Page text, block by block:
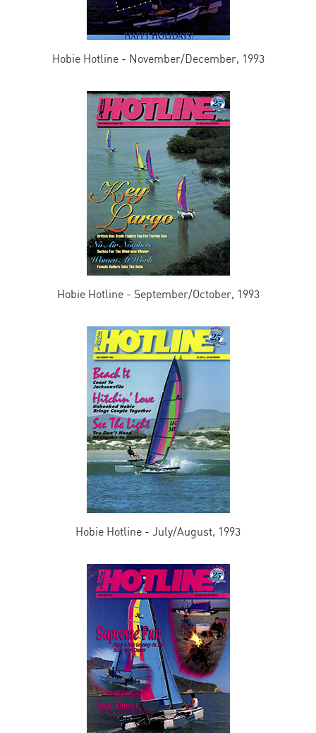
Hobie Hotline - November/December, 1993
Hobie Hotline - September/October, 1993
Hobie Hotline - July/August, 1993